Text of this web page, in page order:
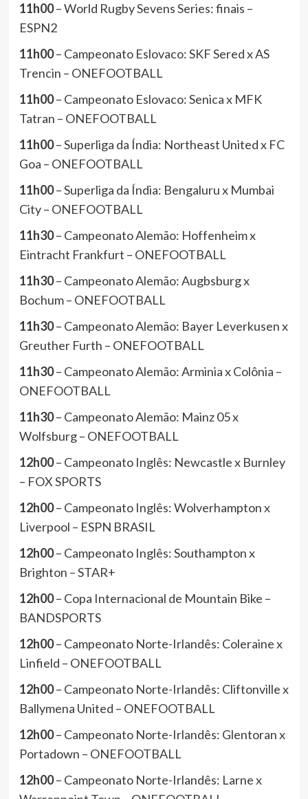
11h00– World Rugby Sevens Series: finais –
ESPN2
11h00– Campeonato Eslovaco: SKF Sered x AS
Trencin – ONEFOOTBALL
11h00– Campeonato Eslovaco: Senica x MFK
Tatran – ONEFOOTBALL
11h00– Superliga da Índia: Northeast United x FC
Goa – ONEFOOTBALL
11h00– Superliga da Índia: Bengaluru x Mumbai
City – ONEFOOTBALL
11h30– Campeonato Alemão: Hoffenheim x
Eintracht Frankfurt – ONEFOOTBALL
11h30– Campeonato Alemão: Augbsburg x
Bochum – ONEFOOTBALL
11h30– Campeonato Alemão: Bayer Leverkusen x
Greuther Furth – ONEFOOTBALL
11h30– Campeonato Alemão: Arminia x Colônia –
ONEFOOTBALL
11h30– Campeonato Alemão: Mainz 05 x
Wolfsburg – ONEFOOTBALL
12h00– Campeonato Inglês: Newcastle x Burnley
– FOX SPORTS
12h00– Campeonato Inglês: Wolverhampton x
Liverpool – ESPN BRASIL
12h00– Campeonato Inglês: Southampton x
Brighton – STAR+
12h00– Copa Internacional de Mountain Bike –
BANDSPORTS
12h00– Campeonato Norte-Irlandês: Coleraine x
Linfield – ONEFOOTBALL
12h00– Campeonato Norte-Irlandês: Cliftonville x
Ballymena United – ONEFOOTBALL
12h00– Campeonato Norte-Irlandês: Glentoran x
Portadown – ONEFOOTBALL
12h00– Campeonato Norte-Irlandês: Larne x